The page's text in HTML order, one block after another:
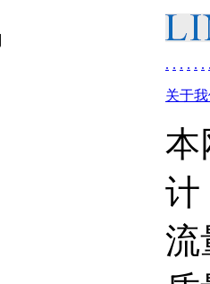
. . . . . .
关于
本
计
流